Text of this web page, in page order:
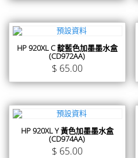
HP 920XL C 靛藍色加墨墨水盒
(CD972AA)
$ 65.00
HP 920XL Y 黃色加墨墨水盒
(CD974AA)
$ 65.00